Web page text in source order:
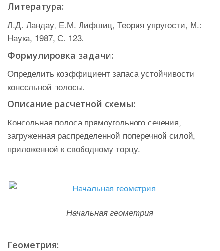
Литература:
Л.Д. Ландау, Е.М. Лифшиц, Теория упругости, М.:
Наука, 1987, С. 123.
Формулировка задачи:
Определить коэффициент запаса устойчивости
консольной полосы.
Описание расчетной схемы:
Консольная полоса прямоугольного сечения,
загруженная распределенной поперечной силой,
приложенной к свободному торцу.
Начальная геометрия
Геометрия: